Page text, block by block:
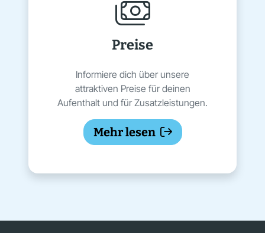
Preise
Informiere dich über unsere
attraktiven Preise für deinen
Aufenthalt und für Zusatzleistungen.
Mehr lesen